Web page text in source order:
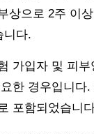
상으로 2주 이
니다.
가입자 및 피
한 경우입니다
포함되었습니